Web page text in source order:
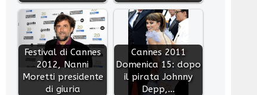
Festival di Cannes
2012, Nanni
Moretti presidente
di giuria
Cannes 2011
Domenica 15: dopo
il pirata Johnny
Depp,…